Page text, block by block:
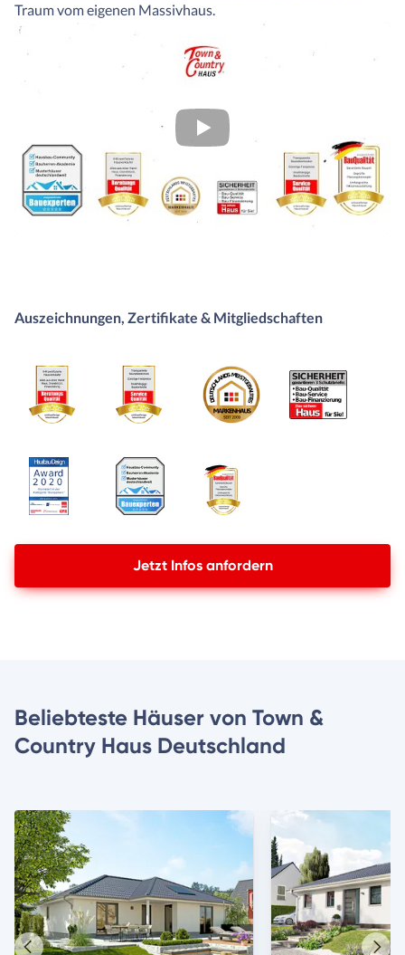
Traum vom eigenen Massivhaus.
Auszeichnungen, Zertifikate & Mitgliedschaften
Jetzt Infos anfordern
Beliebteste Häuser von Town &
Country Haus Deutschland